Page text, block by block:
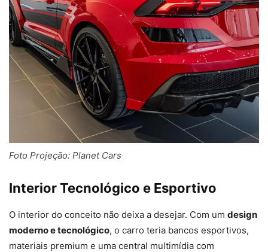
Foto Projeção: Planet Cars
Interior Tecnológico e Esportivo
O interior do conceito não deixa a desejar. Com um design
moderno e tecnológico, o carro teria bancos esportivos,
materiais premium e uma central multimídia com